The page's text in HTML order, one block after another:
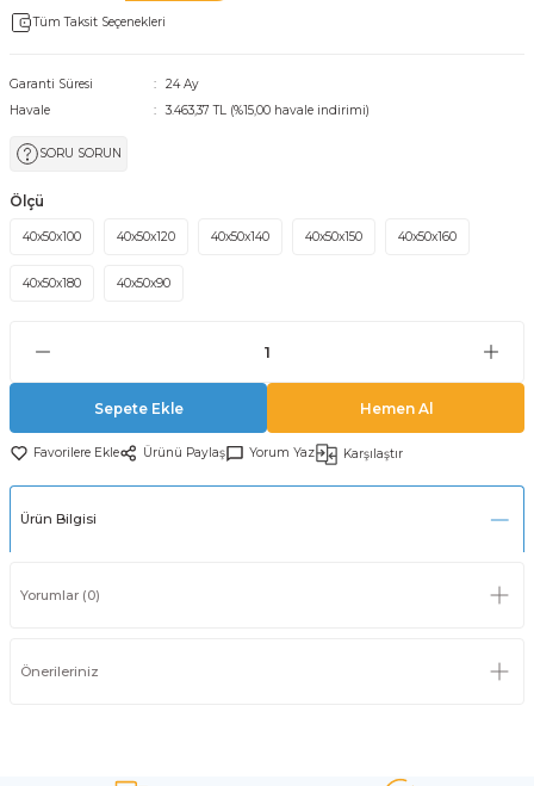
Tüm Taksit Seçenekleri
Garanti Süresi
24 Ay
Havale
3.463,37 TL (%15,00 havale indirimi)
SORU SORUN
Ölçü
40x50x100 40x50x120 40x50x140 40x50x150 40x50x160
40x50x180 40x50x90
Sepete Ekle Hemen Al
Ürünü Paylaş Yorum Yaz Karşılaştır
Ürün Bilgisi
Yorumlar (0)
Önerileriniz